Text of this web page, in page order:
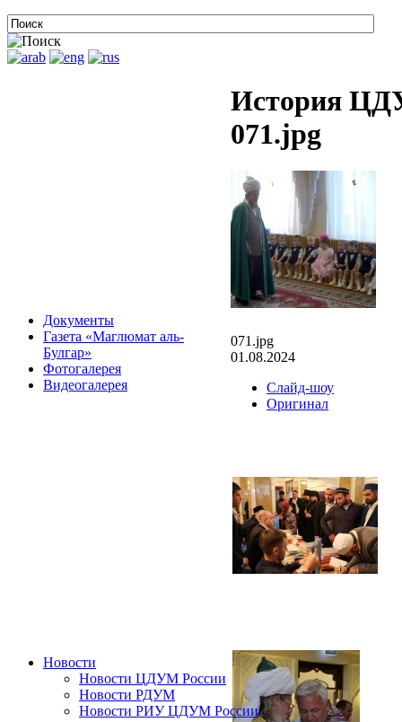
Документы
Газета «Маглюмат аль-
Булгар»
Фотогалерея
Видеогалерея
История
071.jpg
071.jpg
01.08.2024
Слайд-шоу
Оригинал
Новости
Новости ЦДУМ России
Новости РДУМ
Новости РИУ ЦДУМ России